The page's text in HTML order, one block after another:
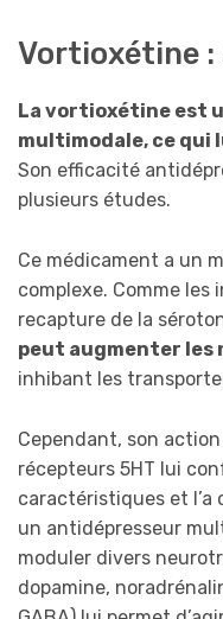
Vortioxétine
La vortioxétine est
multimodale, ce qui
Son efficacité
plusieurs études.
Ce médicament a un
complexe. Comme
recapture de la
peut augmenter les
inhibant les
Cependant, son
récepteurs 5HT lui
caractéristiques et l’a
un antidépresseur
moduler divers
dopamine,